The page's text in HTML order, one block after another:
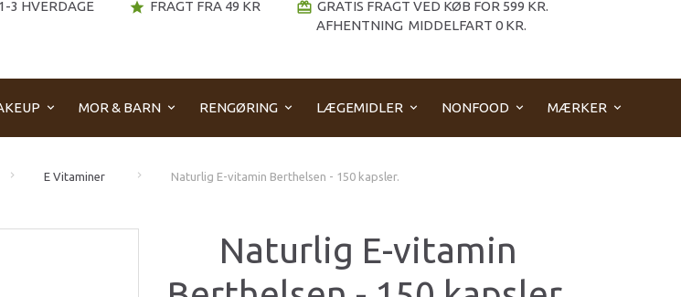
3 HVERDAGE star FRAGT FRA 49 KR redeem GRATIS FRAGT VED KØB FOR 599 KR.
AFHENTNING MIDDELFART 0 KR.
MOR & BARN RENGØRING LÆGEMIDLER NONFOOD MÆRKER
E Vitaminer Naturlig E-vitamin Berthelsen - 150 kapsler.
Naturlig E-vitamin